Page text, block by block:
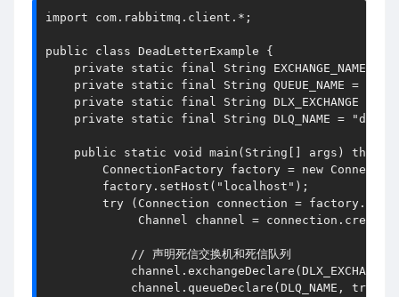
import com.rabbitmq.client.*;
public class DeadLetterExample {
private
static final String EXCHANGE_NAME
private
static final String QUEUE_NAME =
private
static final String DLX_EXCHANGE
private
static final String DLQ_NAME =
public static void main (String[] args) throws
ConnectionFactory factory = new
        factory.setHost(
"localhost" );
try ( Connection connection =
Channel
channel =
// 声明死信交换机和死信队列
            channel.queueDeclare(DLQ_NAME,
true